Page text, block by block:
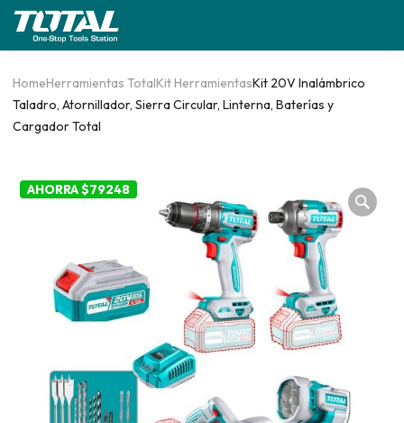
HomeHerramientas TotalKit HerramientasKit 20V Inalámbrico
Taladro, Atornillador, Sierra Circular, Linterna, Baterías y
Cargador Total
AHORRA $79248